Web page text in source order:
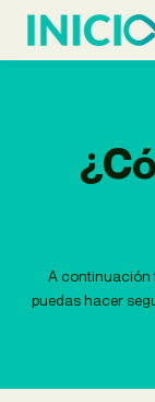
A continuación
puedas hacer